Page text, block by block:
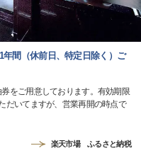
間（休前日、特定日除く）ご
をご用意しております。有効期限
だいてますが、営業再開の時点で
楽天市場 ふるさと納税